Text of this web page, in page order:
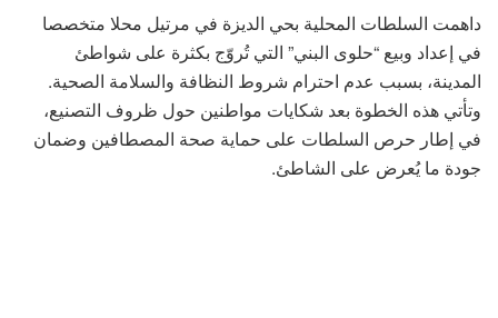
داهمت السلطات المحلية بحي الديزة في مرتيل محلا متخصصا
في إعداد وبيع “حلوى البني” التي تُروّج بكثرة على شواطئ
المدينة، بسبب عدم احترام شروط النظافة والسلامة الصحية.
وتأتي هذه الخطوة بعد شكايات مواطنين حول ظروف التصنيع،
في إطار حرص السلطات على حماية صحة المصطافين وضمان
جودة ما يُعرض على الشاطئ.